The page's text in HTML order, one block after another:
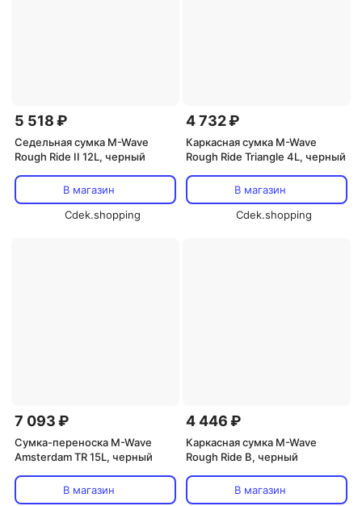
5 518 ₽
Седельная сумка M-Wave
Rough Ride II 12L, черный
В магазин
Cdek.shopping
4 732 ₽
Каркасная сумка M-Wave
Rough Ride Triangle 4L, черный
В магазин
Cdek.shopping
7 093 ₽
Сумка-переноска M-Wave
Amsterdam TR 15L, черный
В магазин
4 446 ₽
Каркасная сумка M-Wave
Rough Ride B, черный
В магазин